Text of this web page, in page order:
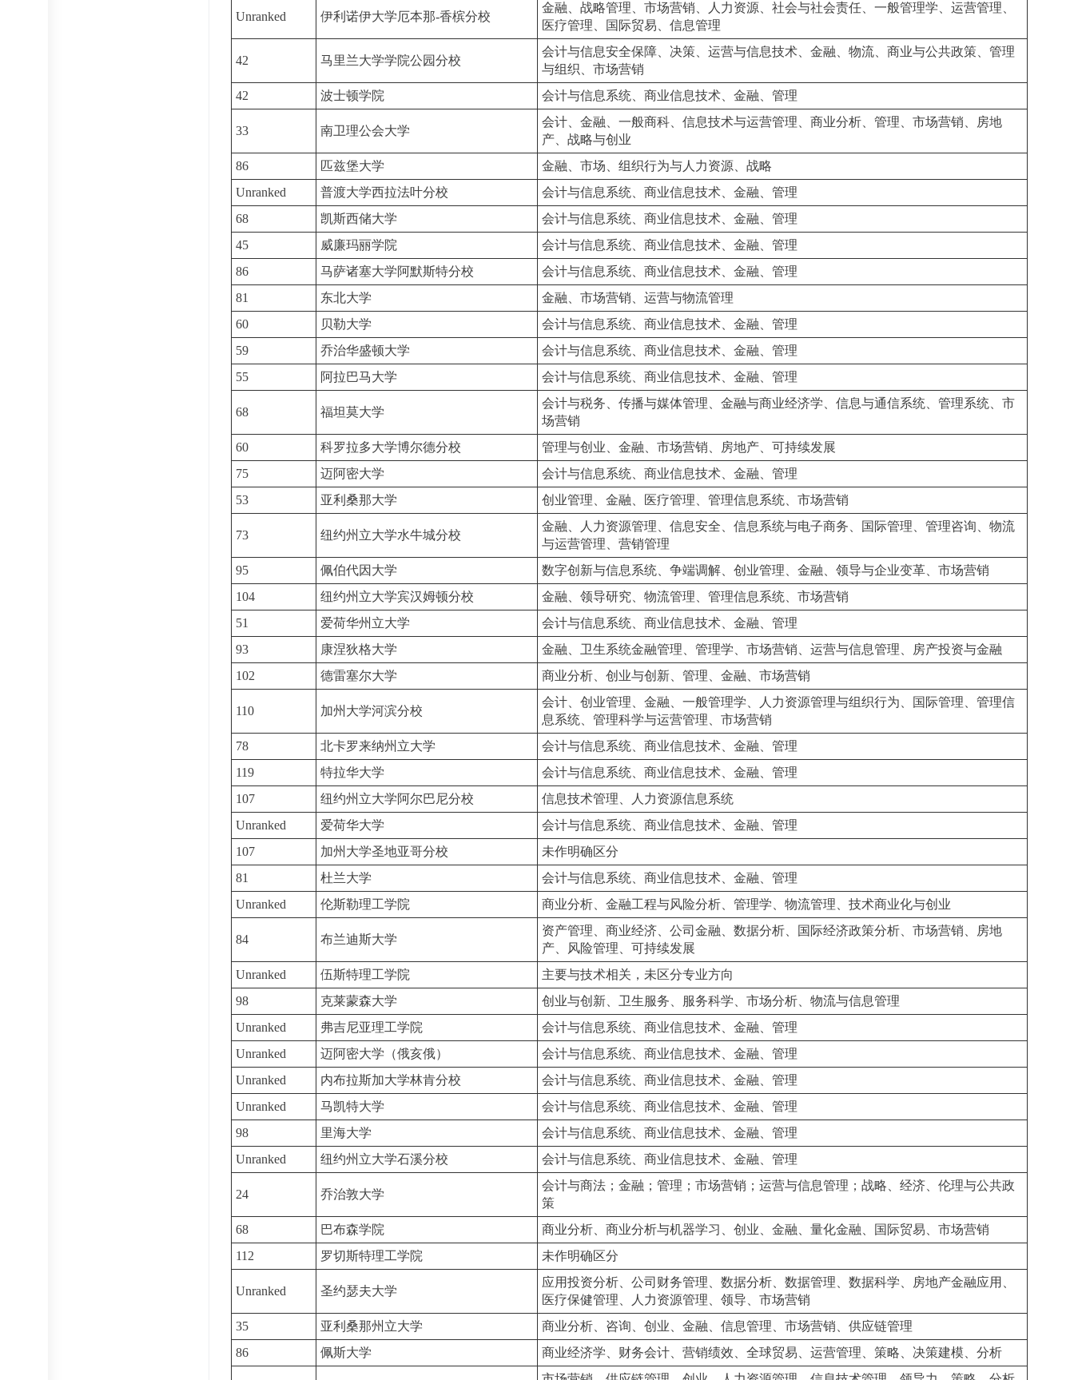
Unranked 伊利诺伊大学厄本那-香槟分校
金融、战略管理、市场营销、人力资源、社会与社会责任、一般管理学、运营管理、
医疗管理、国际贸易、信息管理
42 马里兰大学学院公园分校
会计与信息安全保障、决策、运营与信息技术、金融、物流、商业与公共政策、管理
与组织、市场营销
42
波士顿学院 会计与信息系统、商业信息技术、金融、管理
33 南卫理公会大学
会计、金融、一般商科、信息技术与运营管理、商业分析、管理、市场营销、房地
产、战略与创业
86
匹兹堡大学
金融、市场、组织行为与人力资源、战略
Unranked
普渡大学西拉法叶分校
会计与信息系统、商业信息技术、金融、管理
68
凯斯西储大学
会计与信息系统、商业信息技术、金融、管理
45
威廉玛丽学院
会计与信息系统、商业信息技术、金融、管理
86
马萨诸塞大学阿默斯特分校
会计与信息系统、商业信息技术、金融、管理
81
东北大学
金融、市场营销、运营与物流管理
60
贝勒大学
会计与信息系统、商业信息技术、金融、管理
59
乔治华盛顿大学
会计与信息系统、商业信息技术、金融、管理
55
阿拉巴马大学 会计与信息系统、商业信息技术、金融、管理
68 福坦莫大学
会计与税务、传播与媒体管理、金融与商业经济学、信息与通信系统、管理系统、市
场营销
60
科罗拉多大学博尔德分校
管理与创业、金融、市场营销、房地产、可持续发展
75
迈阿密大学
会计与信息系统、商业信息技术、金融、管理
53
亚利桑那大学 创业管理、金融、医疗管理、管理信息系统、市场营销
73 纽约州立大学水牛城分校
金融、人力资源管理、信息安全、信息系统与电子商务、国际管理、管理咨询、物流
与运营管理、营销管理
95
佩伯代因大学
数字创新与信息系统、争端调解、创业管理、金融、领导与企业变革、市场营销
104
纽约州立大学宾汉姆顿分校
金融、领导研究、物流管理、管理信息系统、市场营销
51
爱荷华州立大学
会计与信息系统、商业信息技术、金融、管理
93
康涅狄格大学
金融、卫生系统金融管理、管理学、市场营销、运营与信息管理、房产投资与金融
102
德雷塞尔大学 商业分析、创业与创新、管理、金融、市场营销
110 加州大学河滨分校
会计、创业管理、金融、一般管理学、人力资源管理与组织行为、国际管理、管理信
息系统、管理科学与运营管理、市场营销
78
北卡罗来纳州立大学
会计与信息系统、商业信息技术、金融、管理
119
特拉华大学
会计与信息系统、商业信息技术、金融、管理
107
纽约州立大学阿尔巴尼分校
信息技术管理、人力资源信息系统
Unranked
爱荷华大学
会计与信息系统、商业信息技术、金融、管理
107
加州大学圣地亚哥分校
未作明确区分
81
杜兰大学
会计与信息系统、商业信息技术、金融、管理
Unranked
伦斯勒理工学院 商业分析、金融工程与风险分析、管理学、物流管理、技术商业化与创业
84 布兰迪斯大学
资产管理、商业经济、公司金融、数据分析、国际经济政策分析、市场营销、房地
产、风险管理、可持续发展
Unranked
伍斯特理工学院
主要与技术相关，未区分专业方向
98
克莱蒙森大学
创业与创新、卫生服务、服务科学、市场分析、物流与信息管理
Unranked
弗吉尼亚理工学院
会计与信息系统、商业信息技术、金融、管理
Unranked
迈阿密大学（俄亥俄）
会计与信息系统、商业信息技术、金融、管理
Unranked
内布拉斯加大学林肯分校
会计与信息系统、商业信息技术、金融、管理
Unranked
马凯特大学
会计与信息系统、商业信息技术、金融、管理
98
里海大学
会计与信息系统、商业信息技术、金融、管理
Unranked
纽约州立大学石溪分校 会计与信息系统、商业信息技术、金融、管理
24 乔治敦大学
会计与商法；金融；管理；市场营销；运营与信息管理；战略、经济、伦理与公共政
策
68
巴布森学院
商业分析、商业分析与机器学习、创业、金融、量化金融、国际贸易、市场营销
112
罗切斯特理工学院 未作明确区分
Unranked 圣约瑟夫大学
应用投资分析、公司财务管理、数据分析、数据管理、数据科学、房地产金融应用、
医疗保健管理、人力资源管理、领导、市场营销
35
亚利桑那州立大学
商业分析、咨询、创业、金融、信息管理、市场营销、供应链管理
86
佩斯大学
商业经济学、财务会计、营销绩效、全球贸易、运营管理、策略、决策建模、分析